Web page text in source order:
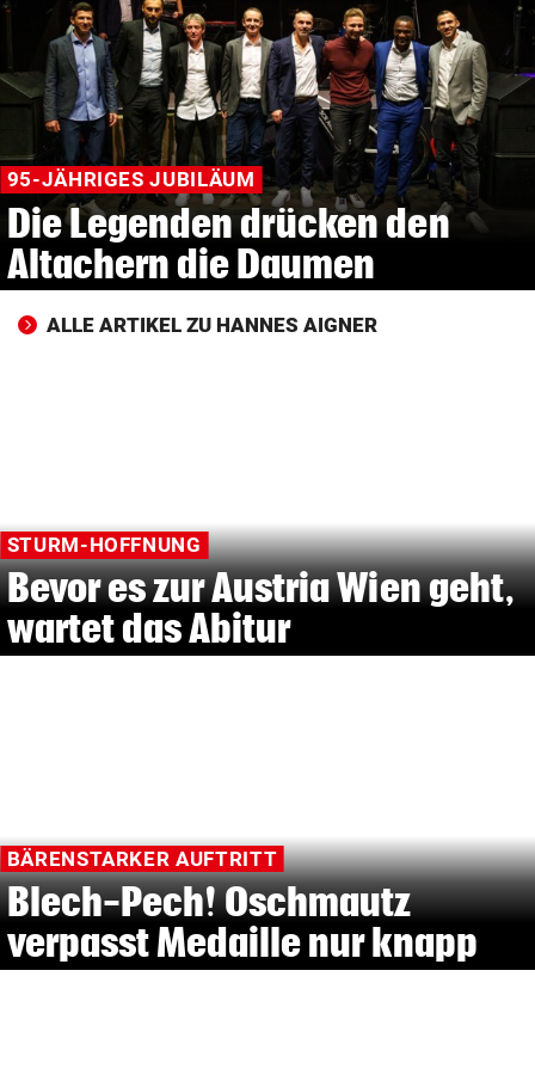
© Krone Multimedia GmbH & Co KG 2026
Muthgasse 2, 1190 Wien
95-JÄHRIGES JUBILÄUM
Die Legenden drücken den
Altachern die Daumen
ALLE ARTIKEL ZU HANNES AIGNER
STURM-HOFFNUNG
Bevor es zur Austria Wien geht,
wartet das Abitur
BÄRENSTARKER AUFTRITT
Blech-Pech! Oschmautz
verpasst Medaille nur knapp